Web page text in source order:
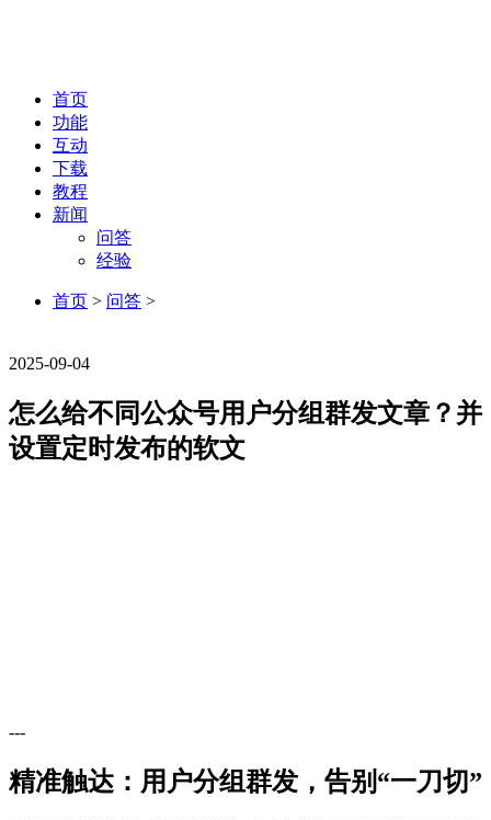
首页
功能
互动
下载
教程
新闻
问答
经验
首页 > 问答 >
2025-09-04
怎么给不同公众号用户分组群发文章？并
设置定时发布的软文
---
精准触达：用户分组群发，告别“一刀切”